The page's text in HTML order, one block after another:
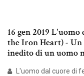
16 gen 2019
the Iron Heart) -
inedito di un uomo
L'uomo dal cuore di